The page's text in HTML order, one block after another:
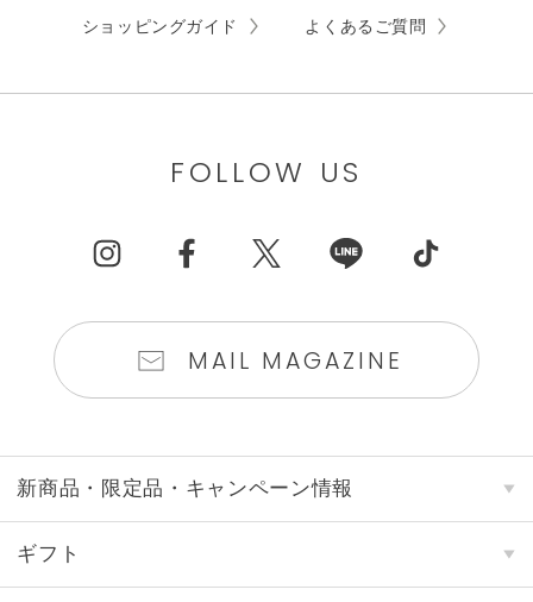
ショッピングガイド よくあるご質問
FOLLOW US
MAIL MAGAZINE
新商品・限定品・キャンペーン情報
ギフト